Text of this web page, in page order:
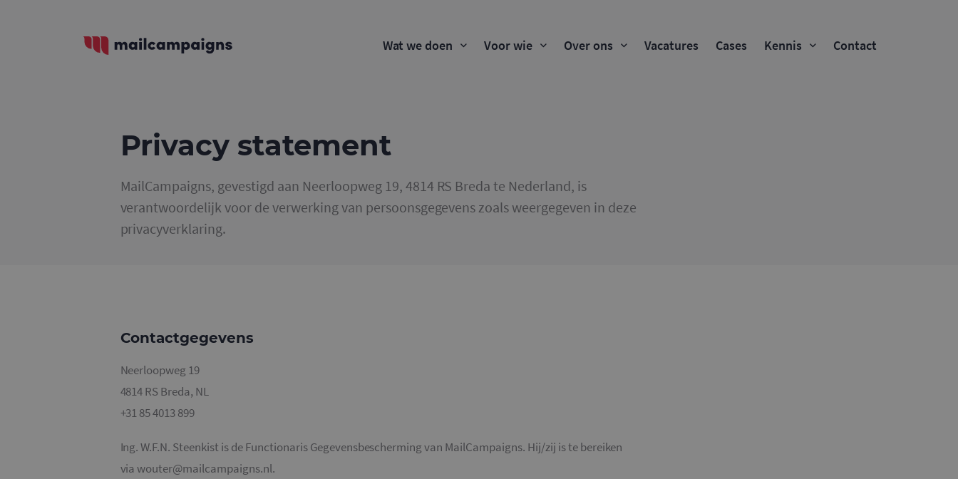
Wat we doen Voor wie Over ons Vacatures Cases Kennis Contact
Privacy statement
MailCampaigns, gevestigd aan Neerloopweg 19, 4814 RS Breda te Nederland, is
verantwoordelijk voor de verwerking van persoonsgegevens zoals weergegeven in deze
privacyverklaring.
Contactgegevens
Neerloopweg 19
4814 RS Breda, NL
+31 85 4013 899
Ing. W.F.N. Steenkist is de Functionaris Gegevensbescherming van MailCampaigns. Hij/zij is te bereiken
via wouter@mailcampaigns.nl.